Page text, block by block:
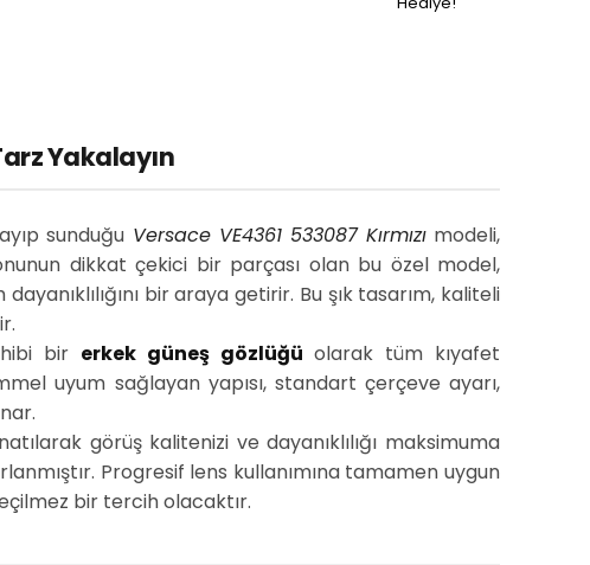
Yakalayın
sunduğu Versace VE4361 533087 Kırmızımodeli,
dikkat çekici bir parçası olan bu özel model,
bir araya getirir. Bu şık tasarım, kaliteli
bir erkek güneş gözlüğü olarak tüm kıyafet
uyum sağlayan yapısı, standart çerçeve ayarı,
görüş kalitenizi ve dayanıklılığı maksimuma
Progresif lens kullanımına tamamen uygun
bir tercih olacaktır.